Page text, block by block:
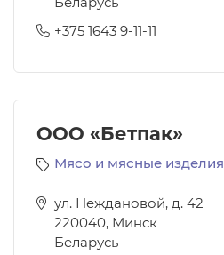
+375 1643 9-11-11
ООО «Бетпак»
Мясо и мясные изделия
ул. Неждановой, д. 42
220040, Минск
Беларусь